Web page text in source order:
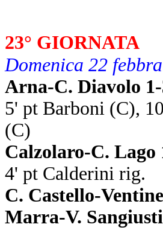
23° GIORNATA
Domenica 22
Arna-C. Diavolo
5' pt Barboni (C),
(C)
Calzolaro-C. Lago
4' pt Calderini rig.
C. Castello-
Marra-V.